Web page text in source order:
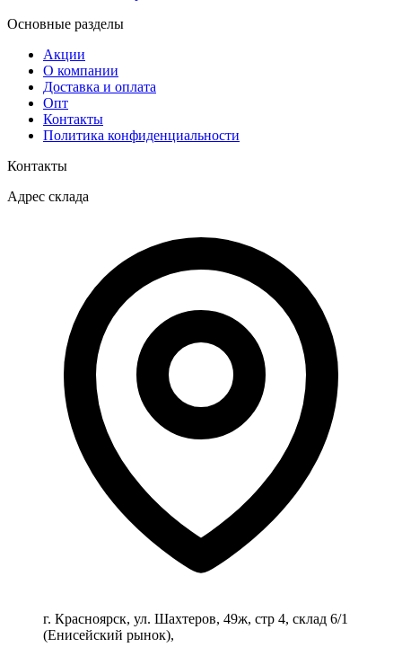
Основные разделы
Акции
О компании
Доставка и оплата
Опт
Контакты
Политика конфиденциальности
Контакты
Адрес склада
г. Красноярск, ул. Шахтеров, 49ж, стр 4, склад 6/1
(Енисейский рынок),